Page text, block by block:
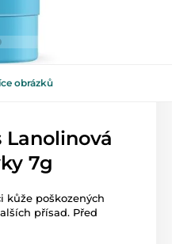
obrázků
Lanolinová
7g
kůže poškozených
přísad. Před